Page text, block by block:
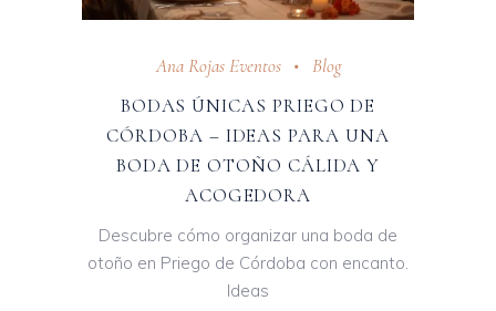
Ana Rojas Eventos
Blog
BODAS ÚNICAS PRIEGO DE
CÓRDOBA – IDEAS PARA UNA
BODA DE OTOÑO CÁLIDA Y
ACOGEDORA
Descubre cómo organizar una boda de
otoño en Priego de Córdoba con encanto.
Ideas